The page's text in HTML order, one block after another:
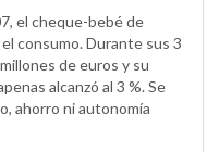
el cheque-bebé de
consumo. Durante sus 3
de euros y su
alcanzó al 3 %. Se
ahorro ni autonomía